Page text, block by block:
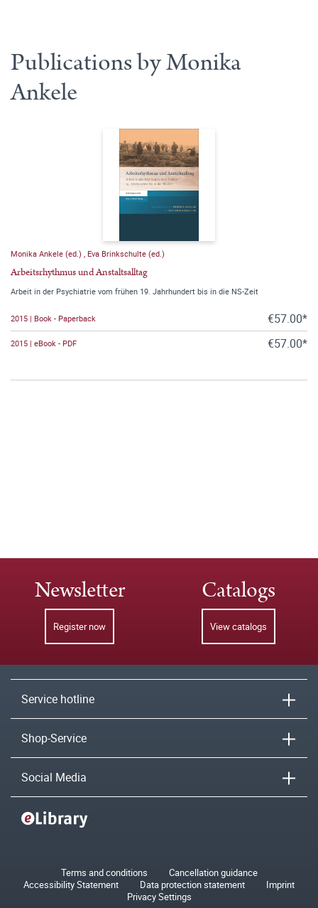
Publications by Monika
Ankele
Monika Ankele (ed.) Eva Brinkschulte (ed.)
Arbeitsrhythmus und Anstaltsalltag
Arbeit in der Psychiatrie vom frühen 19. Jahrhundert bis in die NS-Zeit
2015 | Book - Paperback €57.00*
2015 | eBook - PDF €57.00*
Newsletter
Register now
Catalogs
View catalogs
Service hotline
Shop-Service
Social Media
Terms and conditions
Cancellation guidance
Accessibility Statement
Data protection statement
Imprint
Privacy Settings